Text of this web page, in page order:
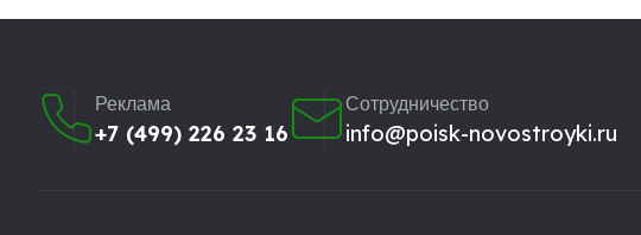
Реклама
+7 (499) 226 23 16
Сотрудничество
info@poisk-novostroyki.ru